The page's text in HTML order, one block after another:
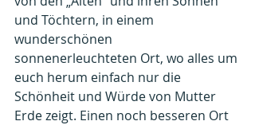
und Töchtern, in einem
wunderschönen
sonnenerleuchteten Ort, wo alles um
euch herum einfach nur die
Schönheit und Würde von Mutter
Erde zeigt. Einen noch besseren Ort